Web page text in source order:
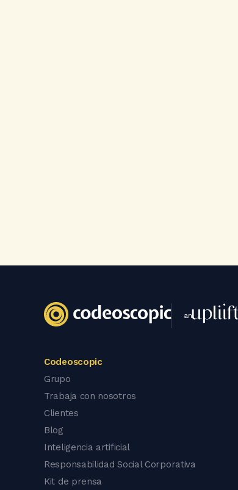
an
Codeoscopic
Grupo
Trabaja con nosotros
Clientes
Blog
Inteligencia artificial
Responsabilidad Social Corporativa
Kit de prensa